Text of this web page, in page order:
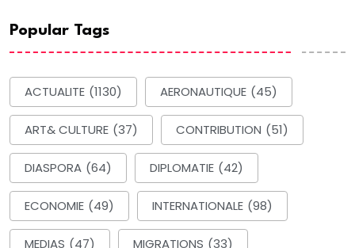
Popular Tags
ACTUALITE (1130) AERONAUTIQUE (45)
ART& CULTURE (37) CONTRIBUTION (51)
DIASPORA (64) DIPLOMATIE (42)
ECONOMIE (49) INTERNATIONALE (98)
MEDIAS (47) MIGRATIONS (33)